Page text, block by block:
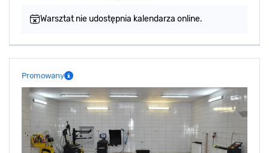
Warsztat nie udostępnia kalendarza online.
Promowany